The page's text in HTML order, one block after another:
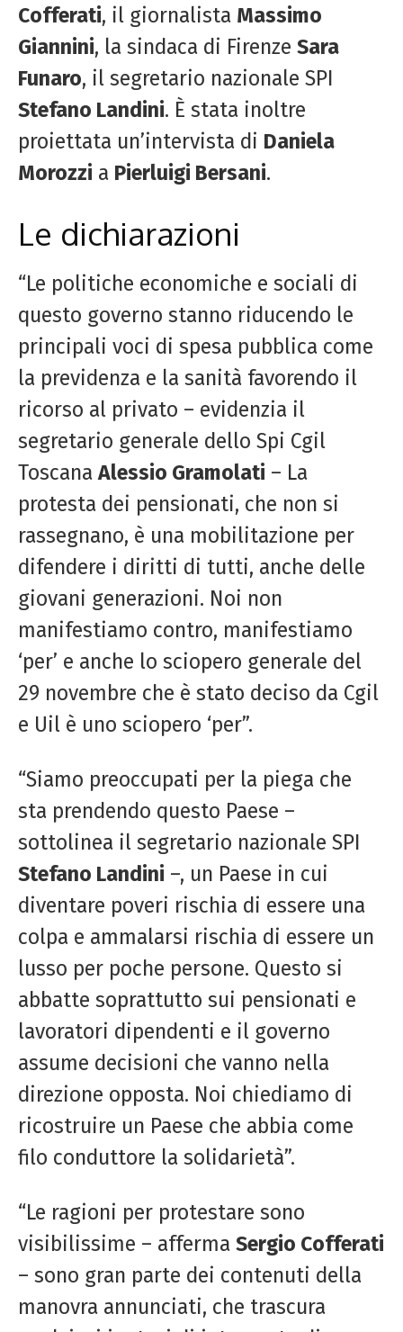
Cofferati, il giornalista Massimo
Giannini, la sindaca di Firenze Sara
Funaro, il segretario nazionale SPI
Stefano Landini. È stata inoltre
proiettata un’intervista di Daniela
Morozzi a Pierluigi Bersani.
Le dichiarazioni
“Le politiche economiche e sociali di
questo governo stanno riducendo le
principali voci di spesa pubblica come
la previdenza e la sanità favorendo il
ricorso al privato – evidenzia il
segretario generale dello Spi Cgil
Toscana Alessio Gramolati – La
protesta dei pensionati, che non si
rassegnano, è una mobilitazione per
difendere i diritti di tutti, anche delle
giovani generazioni. Noi non
manifestiamo contro, manifestiamo
‘per’ e anche lo sciopero generale del
29 novembre che è stato deciso da Cgil
e Uil è uno sciopero ‘per”.
“Siamo preoccupati per la piega che
sta prendendo questo Paese –
sottolinea il segretario nazionale SPI
Stefano Landini –, un Paese in cui
diventare poveri rischia di essere una
colpa e ammalarsi rischia di essere un
lusso per poche persone. Questo si
abbatte soprattutto sui pensionati e
lavoratori dipendenti e il governo
assume decisioni che vanno nella
direzione opposta. Noi chiediamo di
ricostruire un Paese che abbia come
filo conduttore la solidarietà”.
“Le ragioni per protestare sono
visibilissime – afferma Sergio Cofferati
– sono gran parte dei contenuti della
manovra annunciati, che trascura